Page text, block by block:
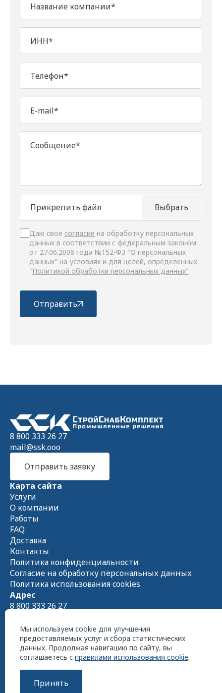
Название компании*
ИНН*
Телефон*
E-mail*
Сообщение*
Выбрать
Прикрепить файл
Даю свое согласие на обработку персональных
данных в соответствии с федеральным законом
от 27.06.2006 года №152-ФЗ "О персональных
данных" на условиях и для целей, определенных
"Политикой обработки персональных данных"
Отправить
8 800 333 26 27
mail@ssk.ooo
Отправить заявку
Карта сайта
Услуги
О компании
Работы
FAQ
Доставка
Контакты
Политика конфиденциальности
Согласие на обработку персональных данных
Политика использования cookies
Адрес
8 800 333 26 27
Пн - Чт 08:00 — 17:00 Пт 08:00 — 16:00
ООО «СтройСнабКомплект» 2026 г. Все права
Мы используем cookie для улучшения
предоставляемых услуг и сбора статистических
данных. Продолжая навигацию по сайту, вы
соглашаетесь с правилами использования cookie.
Принять